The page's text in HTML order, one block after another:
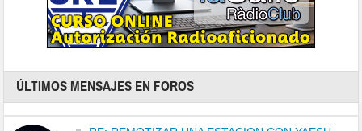
ÚLTIMOS MENSAJES EN FOROS